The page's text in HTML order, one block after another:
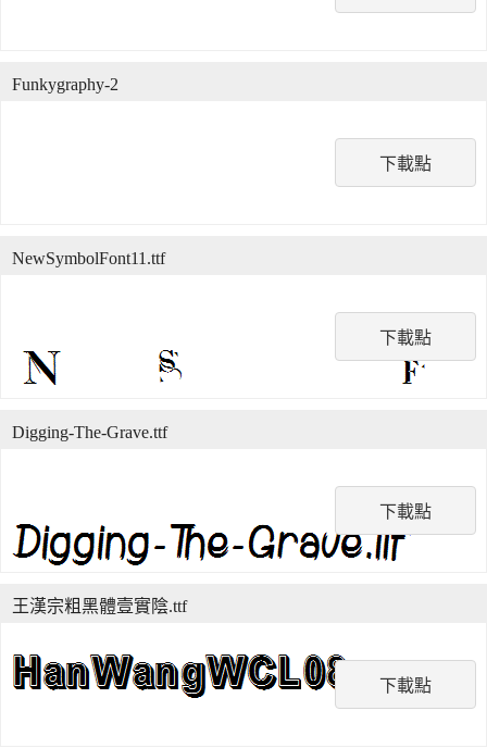
下載點
Funkygraphy-2
下載點
NewSymbolFont11.ttf
下載點
Digging-The-Grave.ttf
下載點
王漢宗粗黑體壹實陰.ttf